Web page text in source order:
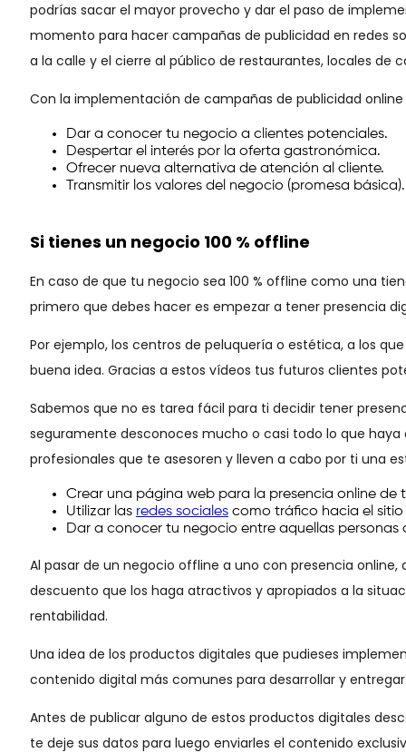
podrías sacar el mayor provecho y dar el paso de
momento para hacer campañas de publicidad en redes
a la calle y el cierre al público de restaurantes, locales de
Con la implementación de campañas de publicidad online
Dar a conocer tu negocio a clientes potenciales.
Despertar el interés por la oferta gastronómica.
Ofrecer nueva alternativa de atención al cliente.
Transmitir los valores del negocio (promesa básica).
Si tienes un negocio 100 % offline
En caso de que tu negocio sea 100 % offline como una
primero que debes hacer es empezar a tener presencia
Por ejemplo, los centros de peluquería o estética, a los
buena idea. Gracias a estos vídeos tus futuros clientes
Sabemos que no es tarea fácil para ti decidir tener
seguramente desconoces mucho o casi todo lo que
profesionales que te asesoren y lleven a cabo por ti una
Crear una página web para la presencia online de
Utilizar las redes sociales como tráfico hacia el
Dar a conocer tu negocio entre aquellas
Al pasar de un negocio offline a uno con presencia
descuento que los haga atractivos y apropiados a la
rentabilidad.
Una idea de los productos digitales que pudieses
contenido digital más comunes para desarrollar y
Antes de publicar alguno de estos productos digitales
te deje sus datos para luego enviarles el contenido